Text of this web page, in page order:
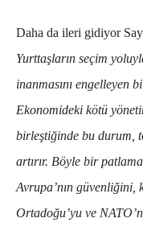
Daha da ileri gidiyor
Yurttaşların seçim
inanmasını engelleyen
Ekonomideki kötü
birleştiğinde bu durum,
artırır. Böyle bir
Avrupa’nın güvenliğini,
Ortadoğu’yu ve